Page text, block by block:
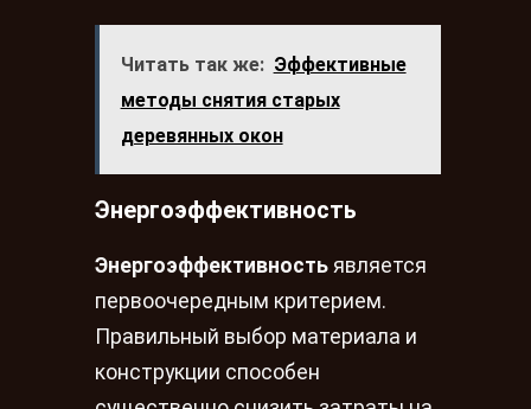
Читать так же: Эффективные
методы снятия старых
деревянных окон
Энергоэффективность
Энергоэффективность является
первоочередным критерием.
Правильный выбор материала и
конструкции способен